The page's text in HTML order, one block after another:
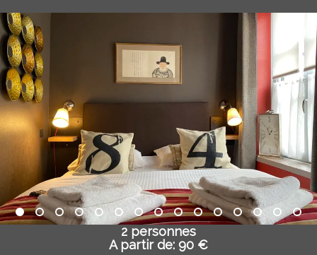
2 personnes
A partir de: 90 €